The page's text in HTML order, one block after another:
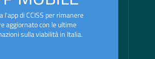
l'app di CCISS per rimanere
aggiornato con le ultime
sulla viabilità in Italia.